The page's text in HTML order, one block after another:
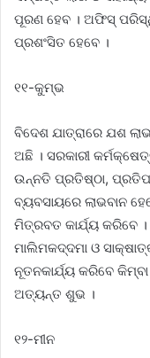
ପୂରଣ ହେବ । ଅଫିସ୍
ପ୍ରଶଂସିତ ହେବେ ।
୧୧-କୁମ୍ଭ
ବିଦେଶ ଯାତ୍ରାରେ ଯଶ
ଅଛି । ସରକାରୀ
ଉନ୍ନତି ପ୍ରତିଷ୍ଠା,
ବ୍ୟବସାୟରେ ଲାଭବାନ
ମିତ୍ରବତ କାର୍ଯ୍ୟ କରିବେ ।
ମାଲିମକଦ୍ଦମା ଓ
ନୂତନକାର୍ଯ୍ୟ କରିବେ
ଅତ୍ୟନ୍ତ ଶୁଭ ।
୧୨-ମୀନ